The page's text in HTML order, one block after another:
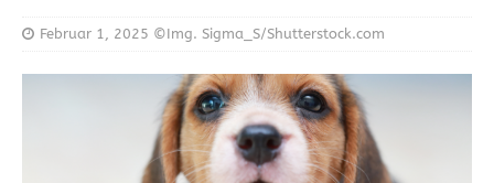
Februar 1, 2025 ©Img. Sigma_S/Shutterstock.com